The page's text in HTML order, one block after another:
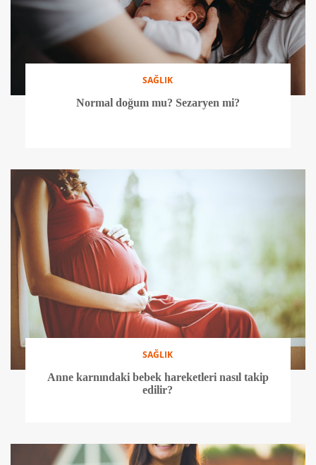
SAĞLIK
Normal doğum mu? Sezaryen mi?
SAĞLIK
Anne karnındaki bebek hareketleri nasıl takip
edilir?